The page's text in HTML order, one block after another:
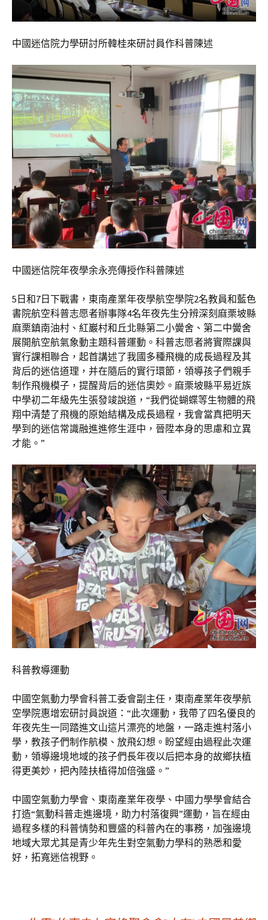
中國迷信院力學研討所韓桂來研討員作科普陳述
中國迷信院年夜學余永亮傳授作科普陳述
5日和7日下戰書，東南產業年夜學航空學院2名教員和藍色
書院航空科普志愿者辦事隊4名年夜先生分辨深刻麻栗坡縣
麻栗鎮南油村、紅巖村和丘北縣第二小黌舍、第二中黌舍
展開航空航氣象動主題科普運動。科普志愿者將實際課與
實行課相聯合，起首講述了我國多種飛機的成長過程及其
背后的迷信道理，并在隨后的實行環節，領導孩子們親手
制作飛機模子，提醒背后的迷信奧妙。麻栗坡縣平易近族
中學初二年級先生張發竣說道，“我們從蝴蝶等生物體的飛
翔中清楚了飛機的原始結構及成長過程，我會當真把明天
學到的迷信常識融進進修生涯中，晉陞本身的思慮和立異
才能。”
科普教導運動
中國空氣動力學會科普工委會副主任，東南產業年夜學航
空學院惠增宏研討員說道：“此次運動，我帶了四名優良的
年夜先生一同踏進文山這片漂亮的地盤，一路走進村落小
學，教孩子們制作航模、放飛幻想。盼望經由過程此次運
動，領導邊境地域的孩子們長年夜以后把本身的故鄉扶植
得更美妙，把內陸扶植得加倍強盛。”
中國空氣動力學會、東南產業年夜學、中國力學學會結合
打造“氣動科普走進邊境，助力村落復興”運動，旨在經由
過程多樣的科普情勢和豐盛的科普內在的事務，加強邊境
地域大眾尤其是青少年先生對空氣動力學科的熟悉和愛
好，拓寬迷信視野。